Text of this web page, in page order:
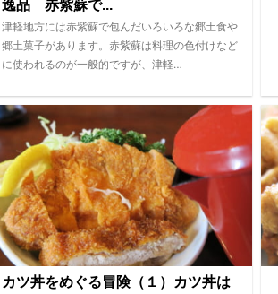
逸品 赤紫蘇で...
津軽地方には赤紫蘇で包んだいろいろな郷土食や
郷土菓子があります。赤紫蘇は料理の色付けなど
に使われるのが一般的ですが、津軽…
カツ丼をめぐる冒険（１）カツ丼は